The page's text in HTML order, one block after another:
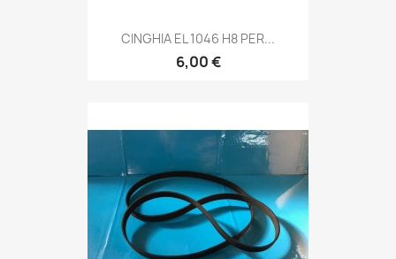
CINGHIA EL 1046 H8 PER...
6,00 €